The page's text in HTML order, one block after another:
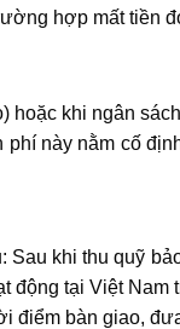
hợp mất tiền
khi ngân
này nằm cố
Sau khi thu quỹ
động tại Việt Nam
điểm bàn giao,